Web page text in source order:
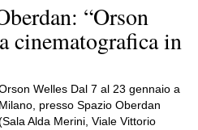
“Orson
cinematografica in
Welles Dal 7 al 23 gennaio a
Milano, presso Spazio Oberdan
Alda Merini, Viale Vittorio